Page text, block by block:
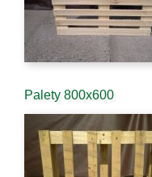
Palety 800x600